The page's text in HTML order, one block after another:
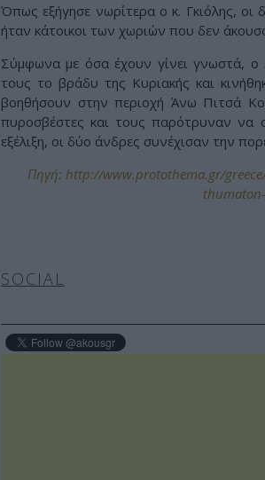
Όπως εξήγησε νωρίτερα ο κ. Γκιόλης, οι
ήταν κάτοικοι των χωριών που δεν
Σύμφωνα με όσα έχουν γίνει γνωστά,
τους το βράδυ της Κυριακής και
βοηθήσουν στην περιοχή Άνω Πιτσά
πυροσβέστες και τους παρότρυναν να
εξέλιξη, οι δύο άνδρες συνέχισαν την
Πηγή: http://www.protothema.gr/
SOCIAL